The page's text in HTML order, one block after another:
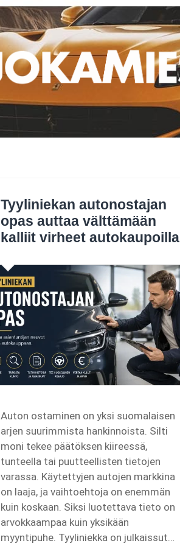
Tyyliniekan autonostajan
opas auttaa välttämään
kalliit virheet autokaupoilla
Auton ostaminen on yksi suomalaisen
arjen suurimmista hankinnoista. Silti
moni tekee päätöksen kiireessä,
tunteella tai puutteellisten tietojen
varassa. Käytettyjen autojen markkina
on laaja, ja vaihtoehtoja on enemmän
kuin koskaan. Siksi luotettava tieto on
arvokkaampaa kuin yksikään
myyntipuhe. Tyyliniekka on julkaissut…